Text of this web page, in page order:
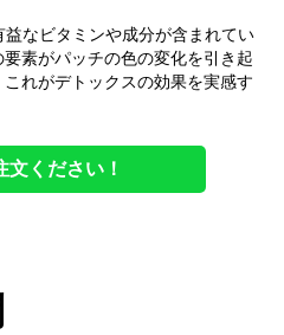
なビタミンや成分が含まれてい
素がパッチの色の変化を引き起
れがデトックスの効果を実感す
文ください！